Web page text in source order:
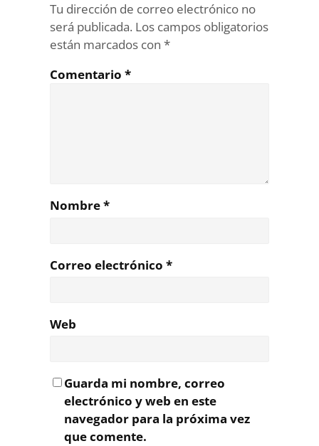
Tu dirección de correo electrónico no
será publicada. Los campos obligatorios
están marcados con *
Comentario *
Nombre*
Correo electrónico *
Web
Guarda mi nombre, correo
electrónico y web en este
navegador para la próxima vez
que comente.